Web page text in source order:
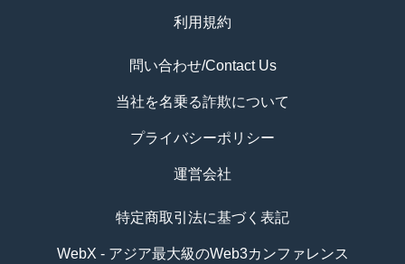
利用規約
問い合わせ/Contact Us
当社を名乗る詐欺について
プライバシーポリシー
運営会社
特定商取引法に基づく表記
WebX - アジア最大級のWeb3カンファレンス